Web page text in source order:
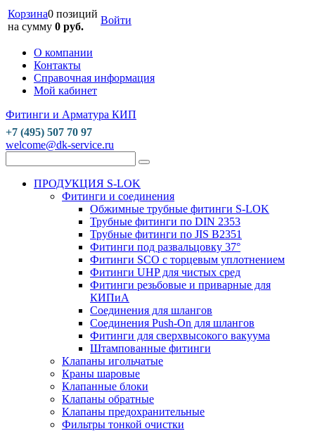
Корзина0 позиций
на сумму 0 руб.
Войти
О компании
Контакты
Справочная информация
Мой кабинет
Фитинги и Арматура КИП
+7 (495) 507 70 97
welcome@dk-service.ru
ПРОДУКЦИЯ S-LOK
Фитинги и соединения
Обжимные трубные фитинги S-LOK
Трубные фитинги по DIN 2353
Трубные фитинги по JIS B2351
Фитинги под развальцовку 37°
Фитинги SCO с торцевым уплотнением
Фитинги UHP для чистых сред
Фитинги резьбовые и приварные для
КИПиА
Соединения для шлангов
Соединения Push-On для шлангов
Фитинги для сверхвысокого вакуума
Штампованные фитинги
Клапаны игольчатые
Краны шаровые
Клапанные блоки
Клапаны обратные
Клапаны предохранительные
Фильтры тонкой очистки